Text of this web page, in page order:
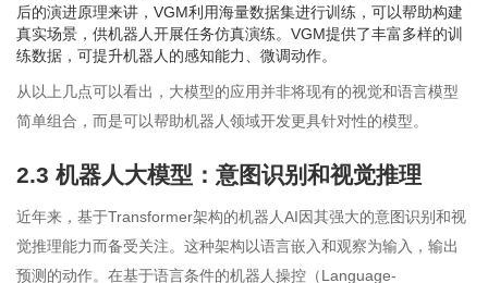
后的演进原理来讲，VGM利用海量数据集进行训练，可以帮助构建
真实场景，供机器人开展任务仿真演练。VGM提供了丰富多样的训
练数据，可提升机器人的感知能力、微调动作。
从以上几点可以看出，大模型的应用并非将现有的视觉和语言模型
简单组合，而是可以帮助机器人领域开发更具针对性的模型。
2.3 机器人大模型：意图识别和视觉推理
近年来，基于Transformer架构的机器人AI因其强大的意图识别和视
觉推理能力而备受关注。这种架构以语言嵌入和观察为输入，输出
预测的动作。在基于语言条件的机器人操控（Language-